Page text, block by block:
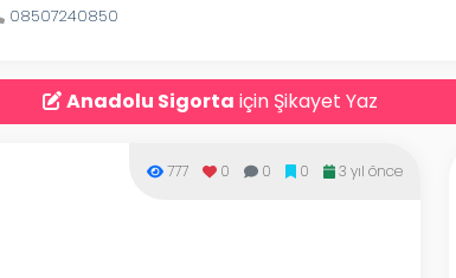
08507240850
Anadolu Sigorta için Şikayet Yaz
777 0 0 0 3 yıl önce